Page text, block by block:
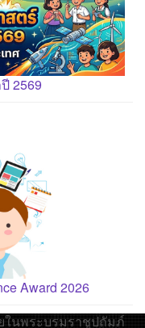
2569
Award 2026
ในพระบรมราชูปถัมภ์